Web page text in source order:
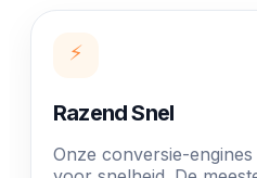
⚡
Razend Snel
Onze conversie-